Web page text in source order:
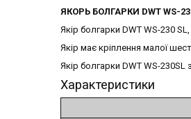
ЯКОРЬ БОЛГАРКИ DWT WS-
Якір болгарки DWT WS-230
Якір має кріплення малої
Якір болгарки DWT WS-
Характеристики